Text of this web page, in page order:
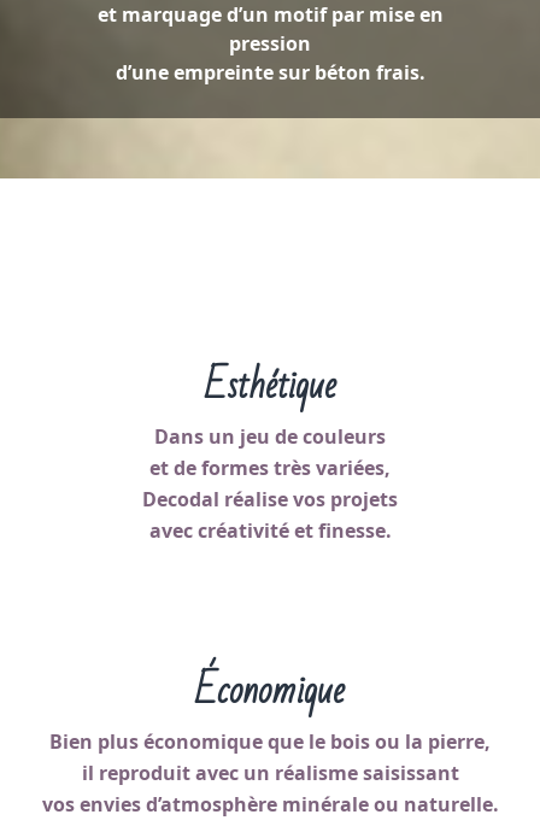
et marquage d’un motif par mise en
pression
d’une empreinte sur béton frais.
Esthétique
Dans un jeu de couleurs
et de formes très variées,
Decodal réalise vos projets
avec créativité et finesse.
Économique
Bien plus économique que le bois ou la pierre,
il reproduit avec un réalisme saisissant
vos envies d’atmosphère minérale ou naturelle.